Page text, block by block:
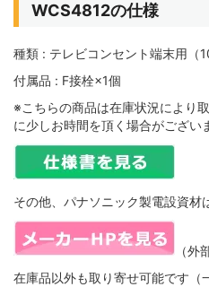
WCS4812の仕様
種類 : テレビコンセント端末用（
付属品 : F接栓×1個
※こちらの商品は在庫状況により
に少しお時間を頂く場合がござい
その他、パナソニック製電設資材
（外
在庫品以外も取り寄せ可能です（